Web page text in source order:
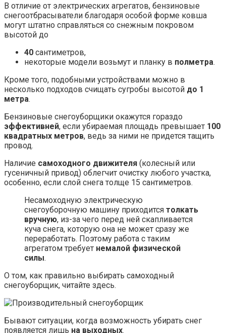
В отличие от электрических агрегатов, бензиновые
снегоотбрасыватели благодаря особой форме ковша
могут штатно справляться со снежным покровом
высотой до
40 сантиметров,
некоторые модели возьмут и планку в полметра.
Кроме того, подобными устройствами можно в
несколько подходов счищать сугробы высотой до 1
метра.
Бензиновые снегоуборщики окажутся гораздо
эффективней, если убираемая площадь превышает 100
квадратных метров, ведь за ними не придется тащить
провод.
Наличие самоходного движителя (колесный или
гусеничный привод) облегчит очистку любого участка,
особенно, если слой снега толще 15 сантиметров.
Несамоходную электрическую
снегоуборочную машину приходится толкать
вручную, из-за чего перед ней скапливается
куча снега, которую она не может сразу же
переработать. Поэтому работа с таким
агрегатом требует немалой физической
силы.
О том, как правильно выбирать самоходный
снегоуборщик, читайте здесь.
Бывают ситуации, когда возможность убирать снег
появляется лишь на выходных.